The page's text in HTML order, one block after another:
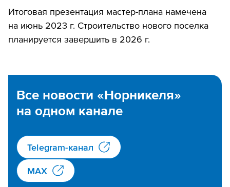
Итоговая презентация мастер-плана намечена
на июнь 2023 г. Строительство нового поселка
планируется завершить в 2026 г.
Все новости «Норникеля»
на одном канале
Telegram-канал
MAX